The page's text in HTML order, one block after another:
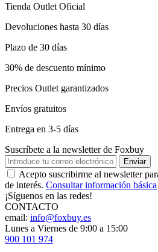
Tienda Outlet Oficial
Devoluciones hasta 30 días
Plazo de 30 días
30% de descuento mínimo
Precios Outlet garantizados
Envíos gratuitos
Entrega en 3-5 días
Suscríbete a la newsletter de Foxbuy
Enviar
Acepto suscribirme al newsletter
de interés. Consultar información básica
¡Síguenos en las redes!
CONTACTO
email: info@foxbuy.es
Lunes a Viernes de 9:00 a 15:00
900 101 974